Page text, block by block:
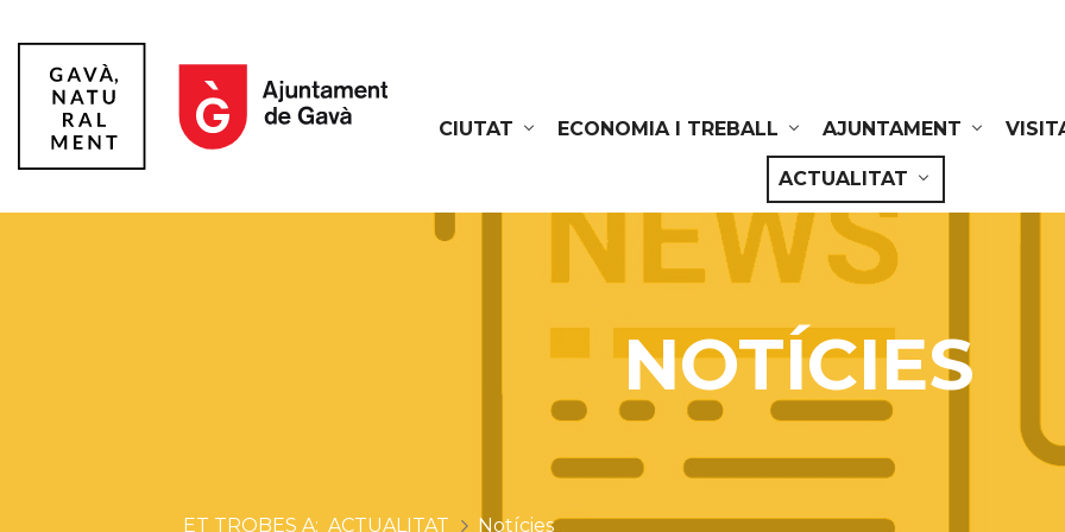
CIUTAT
ECONOMIA I TREBALL AJUNTAMENT
ACTUALITAT
NOTÍCIES
ACTUALITAT Notícies